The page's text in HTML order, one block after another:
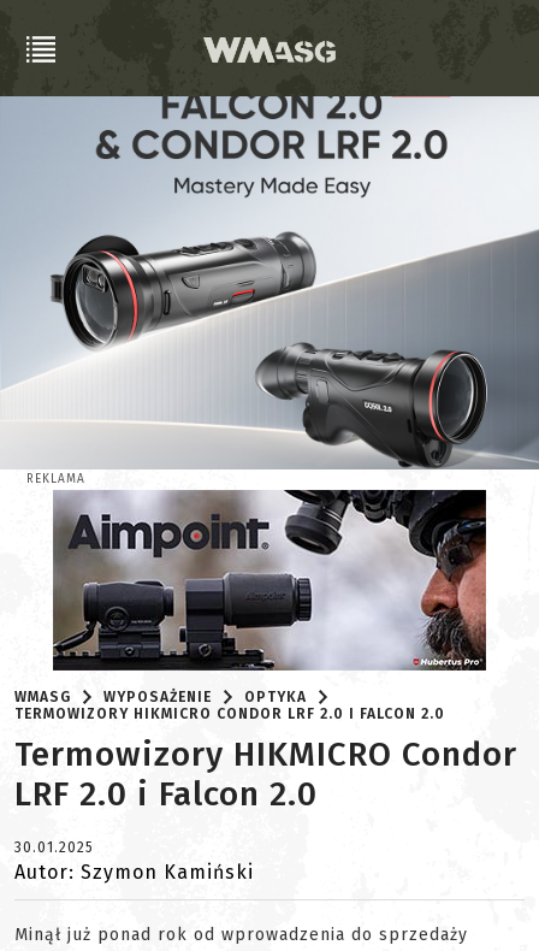
REKLAMA
WMASG WYPOSAŻENIE
OPTYKA
TERMOWIZORY HIKMICRO CONDOR LRF 2.0 I FALCON 2.0
Termowizory HIKMICRO Condor
LRF 2.0 i Falcon 2.0
30.01.2025
Autor: Szymon Kamiński
Minął już ponad rok od wprowadzenia do sprzedaży